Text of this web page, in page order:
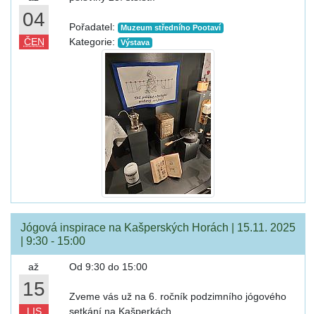
04
ČEN
Pořadatel: Muzeum středního Pootaví
Kategorie: Výstava
Jógová inspirace na Kašperských Horách | 15.11. 2025
| 9:30 - 15:00
až
15
LIS
Od 9:30 do 15:00
Zveme vás už na 6. ročník podzimního jógového
setkání na Kašperkách.